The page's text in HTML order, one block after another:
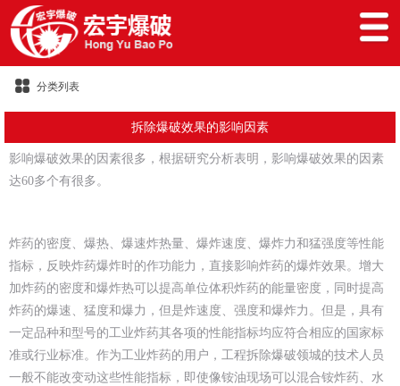
分类列表
拆除爆破效果的影响因素
影响爆破效果的因素很多，根据研究分析表明，影响爆破效果的因素
达60多个有很多。
炸药的密度、爆热、爆速炸热量、爆炸速度、爆炸力和猛强度等性能
指标，反映炸药爆炸时的作功能力，直接影响炸药的爆炸效果。增大
加炸药的密度和爆炸热可以提高单位体积炸药的能量密度，同时提高
炸药的爆速、猛度和爆力，但是炸速度、强度和爆炸力。但是，具有
一定品种和型号的工业炸药其各项的性能指标均应符合相应的国家标
准或行业标准。作为工业炸药的用户，工程拆除爆破领城的技术人员
一般不能改变动这些性能指标，即使像铵油现场可以混合铵炸药、水